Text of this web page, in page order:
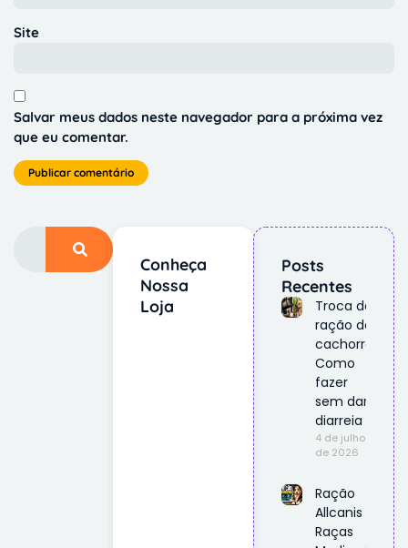
Site
Salvar meus dados neste navegador para a próxima vez
que eu comentar.
Conheça
Nossa
Loja
Posts
Recentes
Troca de
ração do
cachorro:
Como
fazer
sem dar
diarreia
4 de julho
de 2026
Ração
Allcanis
Raças